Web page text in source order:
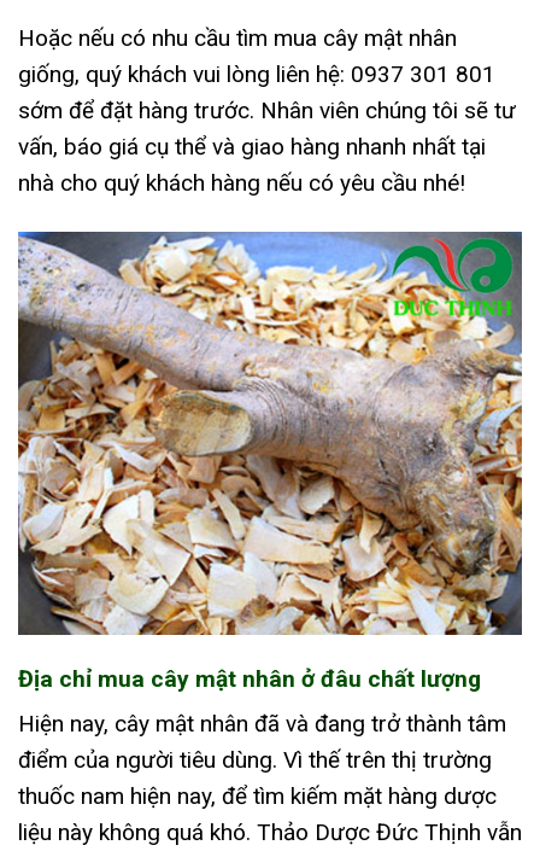
Hoặc nếu có nhu cầu tìm mua cây mật nhân
giống, quý khách vui lòng liên hệ: 0937 301 801
sớm để đặt hàng trước. Nhân viên chúng tôi sẽ tư
vấn, báo giá cụ thể và giao hàng nhanh nhất tại
nhà cho quý khách hàng nếu có yêu cầu nhé!
Địa chỉ mua cây mật nhân ở đâu chất lượng
Hiện nay, cây mật nhân đã và đang trở thành tâm
điểm của người tiêu dùng. Vì thế trên thị trường
thuốc nam hiện nay, để tìm kiếm mặt hàng dược
liệu này không quá khó. Thảo Dược Đức Thịnh vẫn